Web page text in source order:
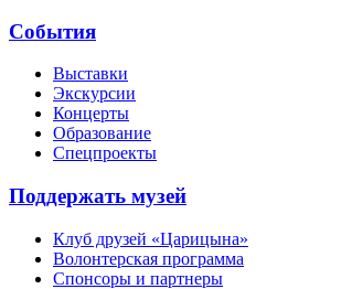
События
Выставки
Экскурсии
Концерты
Образование
Спецпроекты
Поддержать музей
Клуб друзей «Царицына»
Волонтерская программа
Спонсоры и партнеры